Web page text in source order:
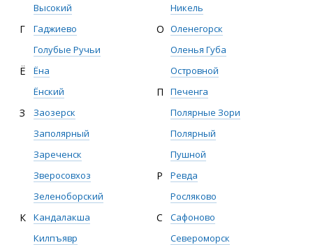
Высокий
Г
Гаджиево
Голубые Ручьи
Ё
Ёна
Ёнский
З
Заозерск
Заполярный
Зареченск
Зверосовхоз
Зеленоборский
К
Кандалакша
Килпъявр
Никель
О Оленегорск
Оленья Губа
Островной
П
Печенга
Полярные Зори
Полярный
Пушной
Р
Ревда
Росляково
С
Сафоново
Североморск